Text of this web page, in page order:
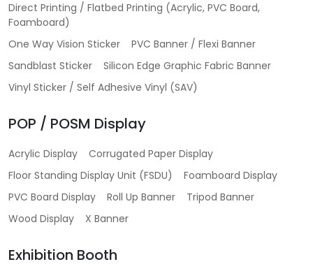
Direct Printing / Flatbed Printing (Acrylic, PVC Board,
Foamboard)
One Way Vision Sticker
PVC Banner / Flexi Banner
Sandblast Sticker
Silicon Edge Graphic Fabric Banner
Vinyl Sticker / Self Adhesive Vinyl (SAV)
POP / POSM Display
Acrylic Display
Corrugated Paper Display
Floor Standing Display Unit (FSDU)
Foamboard Display
PVC Board Display
Roll Up Banner
Tripod Banner
Wood Display
X Banner
Exhibition Booth